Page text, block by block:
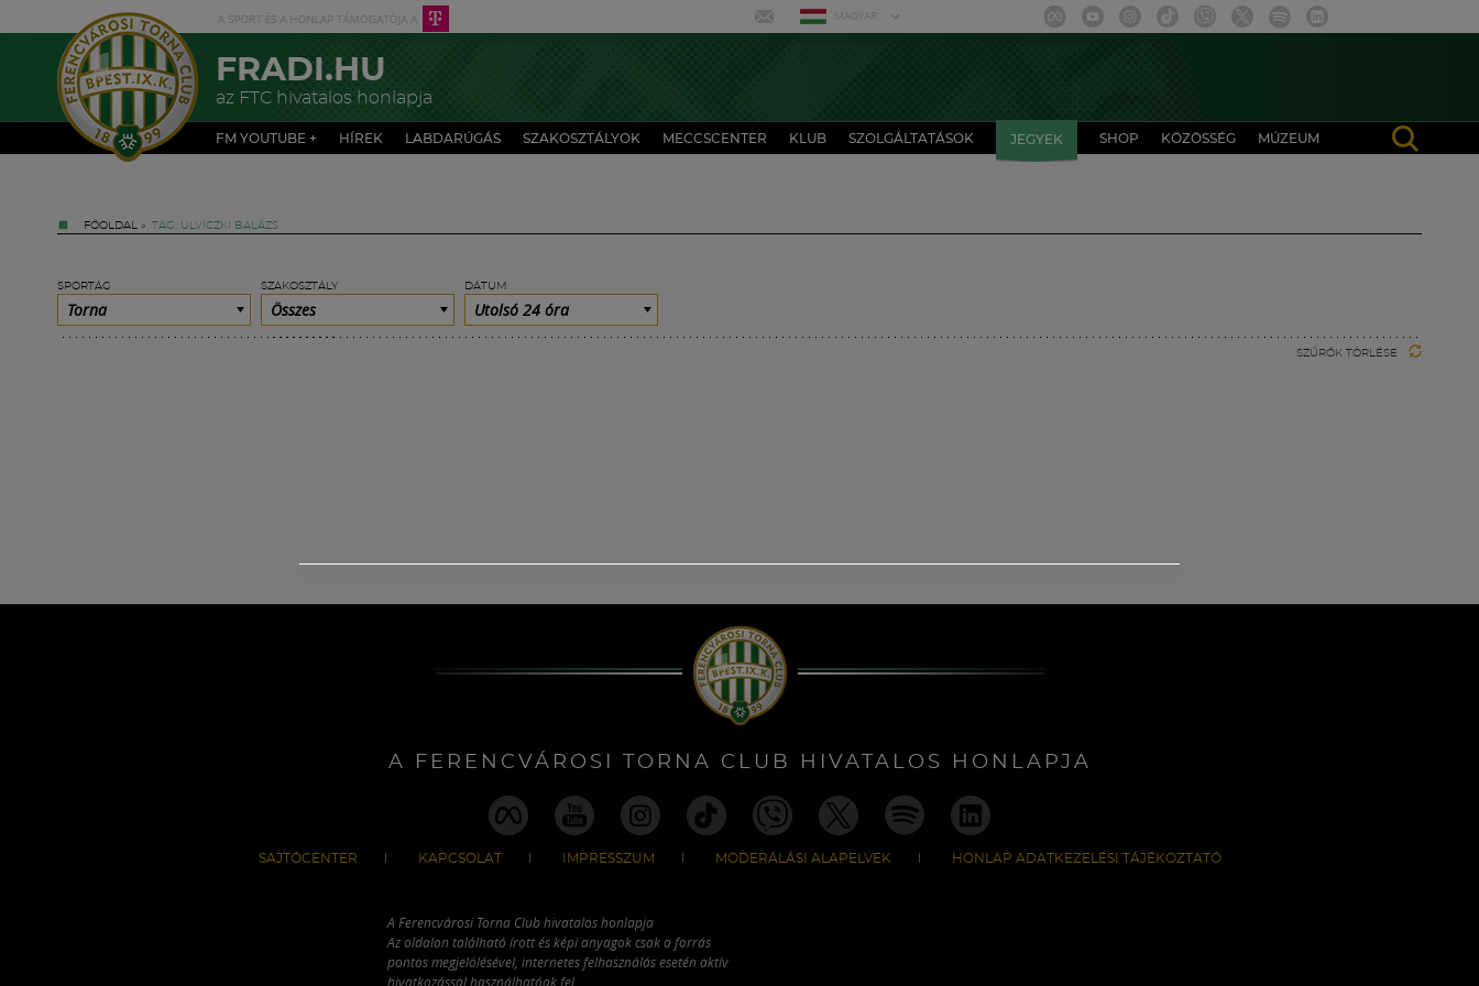
MAGYAR
FRADI.HU
az FTC hivatalos honlapja
FM YOUTUBE + HÍREK LABDARÚGÁS SZAKOSZTÁLYOK MECCSCENTER KLUB SZOLGÁLTATÁSOK JEGYEK SHOP KÖZÖSSÉG MÚZEUM
FŐOLDAL » TAG: ULVICZKI BALÁZS
SPORTÁG
Torna
SZAKOSZTÁLY
Összes
DÁTUM
Utolsó 24 óra
SZŰRŐK TÖRLÉSE
A FERENCVÁROSI TORNA CLUB HIVATALOS HONLAPJA
SAJTÓCENTER KAPCSOLAT IMPRESSZUM MODERÁLÁSI ALAPELVEK HONLAP ADATKEZELÉSI TÁJÉKOZTATÓ
A Ferencvárosi Torna Club hivatalos honlapja
Az oldalon található írott és képi anyagok csak a forrás
pontos megjelölésével, internetes felhasználás esetén aktív
hivatkozással használhatóak fel.